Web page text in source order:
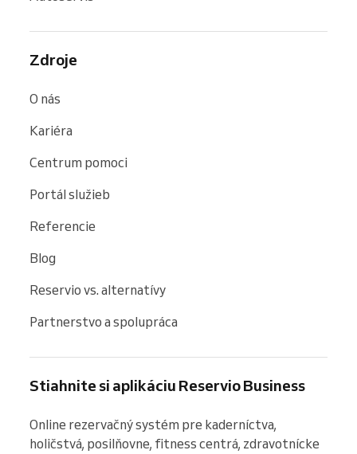
Zdroje
O nás
Kariéra
Centrum pomoci
Portál služieb
Referencie
Blog
Reservio vs. alternatívy
Partnerstvo a spolupráca
Stiahnite si aplikáciu Reservio Business
Online rezervačný systém pre kaderníctva,
holičstvá, posilňovne, fitness centrá, zdravotnícke